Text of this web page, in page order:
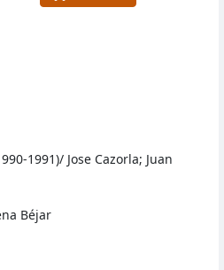
1991)/ Jose Cazorla; Juan
Béjar